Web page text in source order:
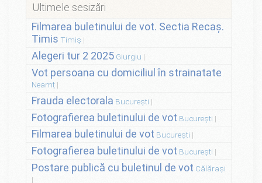
Ultimele sesizări
Filmarea buletinului de vot. Sectia Recaș.
Timis Timiș
Alegeri tur 2 2025 Giurgiu
Vot persoana cu domiciliul în strainatate
Neamț
Frauda electorala București
Fotografierea buletinului de vot București
Filmarea buletinului de vot București
Fotografierea buletinului de vot București
Postare publică cu buletinul de vot Călărași